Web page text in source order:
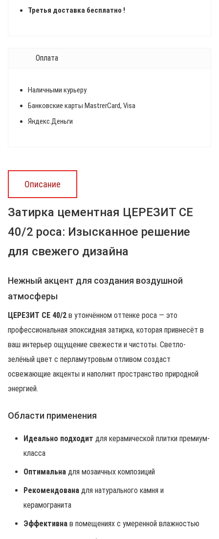
Третья доставка бесплатно !
Оплата
Наличными курьеру
Банковские карты MastrerCard, Visa
Яндекс.Деньги
Описание
Затирка цементная ЦЕРЕЗИТ CE
40/2 роса: Изысканное решение
для свежего дизайна
Нежный акцент для создания воздушной
атмосферы
ЦЕРЕЗИТ CE 40/2 в утончённом оттенке роса — это
профессиональная эпоксидная затирка, которая привнесёт в
ваш интерьер ощущение свежести и чистоты. Светло-
зелёный цвет с перламутровым отливом создаст
освежающие акценты и наполнит пространство природной
энергией.
Области применения
Идеально подходит для керамической плитки премиум-
класса
Оптимальна для мозаичных композиций
Рекомендована для натурального камня и
керамогранита
Эффективна в помещениях с умеренной влажностью